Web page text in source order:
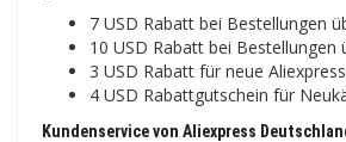
7 USD Rabatt bei Bestellungen
10 USD Rabatt bei Bestellungen
3 USD Rabatt für neue
4 USD Rabattgutschein für
Kundenservice von Aliexpress